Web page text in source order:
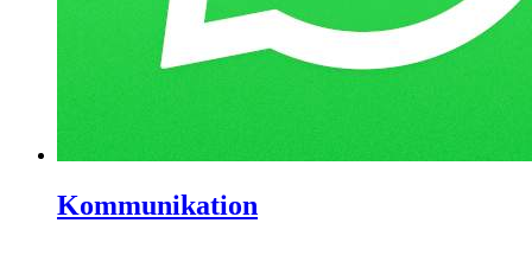
Kommunikation